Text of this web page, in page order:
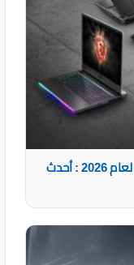
أفضل أجهزة اللاب توب من MSI للألعاب لعام 2026 : أحدث